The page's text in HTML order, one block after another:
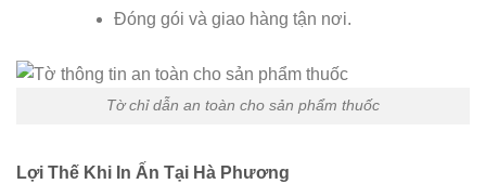
Đóng gói và giao hàng tận nơi.
Tờ chỉ dẫn an toàn cho sản phẩm thuốc
Lợi Thế Khi In Ấn Tại Hà Phương